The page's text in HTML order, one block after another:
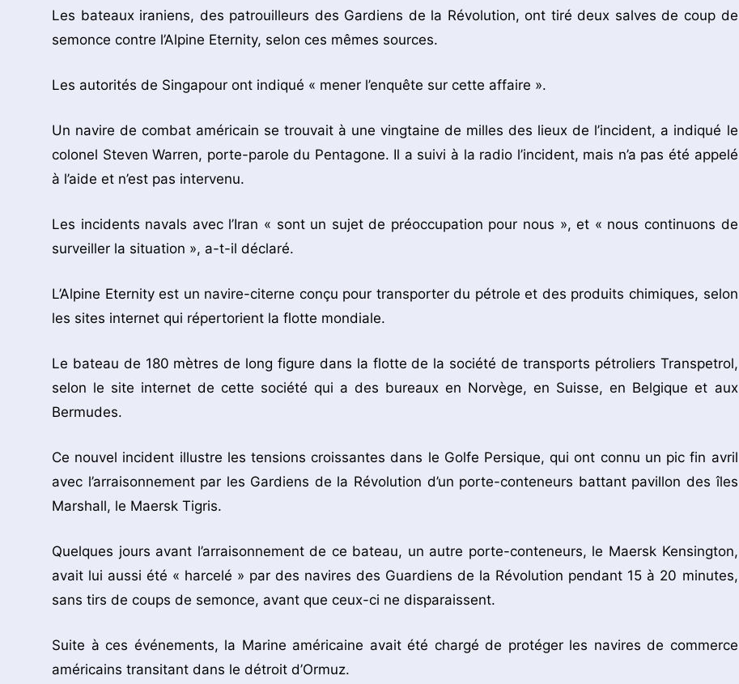
Les bateaux iraniens, des patrouilleurs des Gardiens de la Révolution, ont tiré deux salves de coup de
semonce contre l’Alpine Eternity, selon ces mêmes sources.
Les autorités de Singapour ont indiqué « mener l’enquête sur cette affaire ».
Un navire de combat américain se trouvait à une vingtaine de milles des lieux de l’incident, a indiqué le
colonel Steven Warren, porte-parole du Pentagone. Il a suivi à la radio l’incident, mais n’a pas été appelé
à l’aide et n’est pas intervenu.
Les incidents navals avec l’Iran « sont un sujet de préoccupation pour nous », et « nous continuons de
surveiller la situation », a-t-il déclaré.
L’Alpine Eternity est un navire-citerne conçu pour transporter du pétrole et des produits chimiques, selon
les sites internet qui répertorient la flotte mondiale.
Le bateau de 180 mètres de long figure dans la flotte de la société de transports pétroliers Transpetrol,
selon le site internet de cette société qui a des bureaux en Norvège, en Suisse, en Belgique et aux
Bermudes.
Ce nouvel incident illustre les tensions croissantes dans le Golfe Persique, qui ont connu un pic fin avril
avec l’arraisonnement par les Gardiens de la Révolution d’un porte-conteneurs battant pavillon des îles
Marshall, le Maersk Tigris.
Quelques jours avant l’arraisonnement de ce bateau, un autre porte-conteneurs, le Maersk Kensington,
avait lui aussi été « harcelé » par des navires des Guardiens de la Révolution pendant 15 à 20 minutes,
sans tirs de coups de semonce, avant que ceux-ci ne disparaissent.
Suite à ces événements, la Marine américaine avait été chargé de protéger les navires de commerce
américains transitant dans le détroit d’Ormuz.